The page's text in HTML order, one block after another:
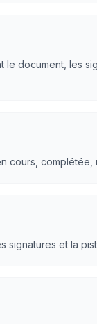
document, les
cours,
et la